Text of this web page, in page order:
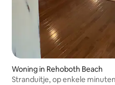
Woning in Rehoboth Beach
Stranduitje, op enkele